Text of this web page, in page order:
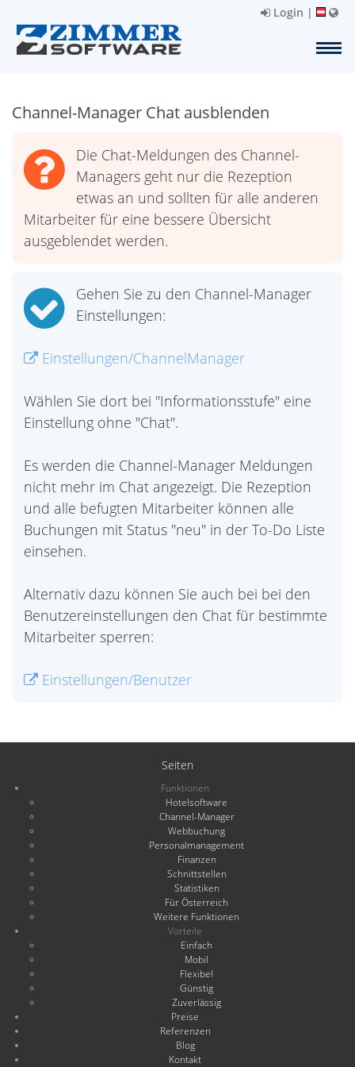
Login |
Channel-Manager Chat ausblenden
Die Chat-Meldungen des Channel-
Managers geht nur die Rezeption
etwas an und sollten für alle anderen
Mitarbeiter für eine bessere Übersicht
ausgeblendet werden.
Gehen Sie zu den Channel-Manager
Einstellungen:
Einstellungen/ChannelManager
Wählen Sie dort bei "Informationsstufe" eine
Einstellung ohne "Chat".
Es werden die Channel-Manager Meldungen
nicht mehr im Chat angezeigt. Die Rezeption
und alle befugten Mitarbeiter können alle
Buchungen mit Status "neu" in der To-Do Liste
einsehen.
Alternativ dazu können Sie auch bei bei den
Benutzereinstellungen den Chat für bestimmte
Mitarbeiter sperren:
Einstellungen/Benutzer
Seiten
Funktionen
Hotelsoftware
Channel-Manager
Webbuchung
Personalmanagement
Finanzen
Schnittstellen
Statistiken
Für Österreich
Weitere Funktionen
Vorteile
Einfach
Mobil
Flexibel
Günstig
Zuverlässig
Preise
Referenzen
Blog
Kontakt